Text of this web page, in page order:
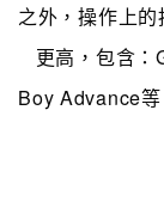
之外，操作上
更高，包含
Boy Advance